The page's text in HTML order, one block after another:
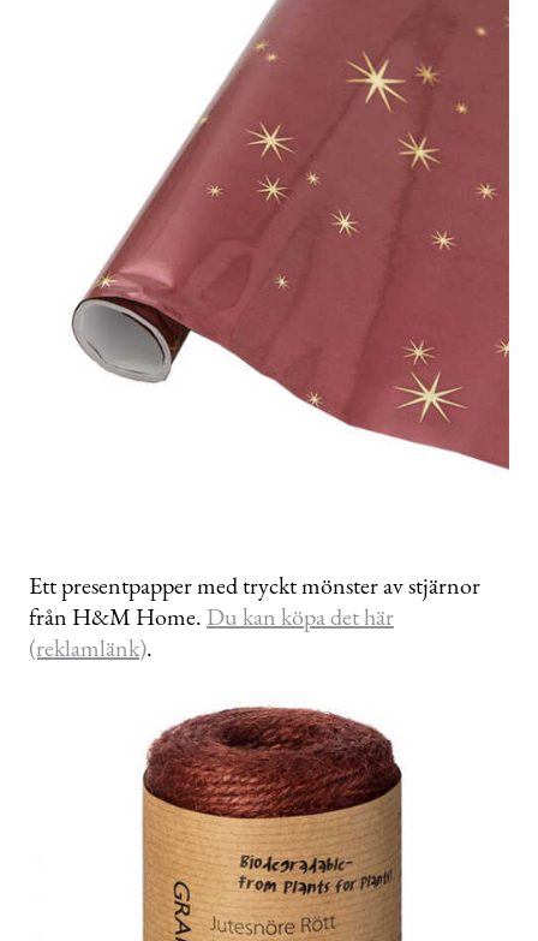
Ett presentpapper med tryckt mönster av stjärnor
från H&M Home. Du kan köpa det här
(reklamlänk).